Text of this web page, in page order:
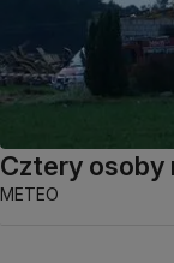
Cztery osoby
METEO